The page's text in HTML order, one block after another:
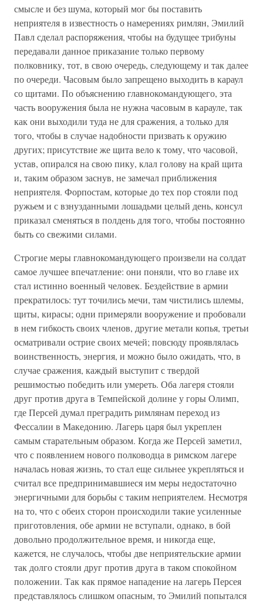
смысле и без шума, который мог бы поставить
неприятеля в известность о намерениях римлян, Эмилий
Павл сделал распоряжения, чтобы на будущее трибуны
передавали данное приказание только первому
полковнику, тот, в свою очередь, следующему и так далее
по очереди. Часовым было запрещено выходить в караул
со щитами. По объяснению главнокомандующего, эта
часть вооружения была не нужна часовым в карауле, так
как они выходили туда не для сражения, а только для
того, чтобы в случае надобности призвать к оружию
других; присутствие же щита вело к тому, что часовой,
устав, опирался на свою пику, клал голову на край щита
и, таким образом заснув, не замечал приближения
неприятеля. Форпостам, которые до тех пор стояли под
ружьем и с взнузданными лошадьми целый день, консул
приказал сменяться в полдень для того, чтобы постоянно
быть со свежими силами.
Строгие меры главнокомандующего произвели на солдат
самое лучшее впечатление: они поняли, что во главе их
стал истинно военный человек. Бездействие в армии
прекратилось: тут точились мечи, там чистились шлемы,
щиты, кирасы; одни примеряли вооружение и пробовали
в нем гибкость своих членов, другие метали копья, третьи
осматривали острие своих мечей; повсюду проявлялась
воинственность, энергия, и можно было ожидать, что, в
случае сражения, каждый выступит с твердой
решимостью победить или умереть. Оба лагеря стояли
друг против друга в Темпейской долине у горы Олимп,
где Персей думал преградить римлянам переход из
Фессалии в Македонию. Лагерь царя был укреплен
самым старательным образом. Когда же Персей заметил,
что с появлением нового полководца в римском лагере
началась новая жизнь, то стал еще сильнее укрепляться и
считал все предпринимавшиеся им меры недостаточно
энергичными для борьбы с таким неприятелем. Несмотря
на то, что с обеих сторон происходили такие усиленные
приготовления, обе армии не вступали, однако, в бой
довольно продолжительное время, и никогда еще,
кажется, не случалось, чтобы две неприятельские армии
так долго стояли друг против друга в таком спокойном
положении. Так как прямое нападение на лагерь Персея
представлялось слишком опасным, то Эмилий попытался